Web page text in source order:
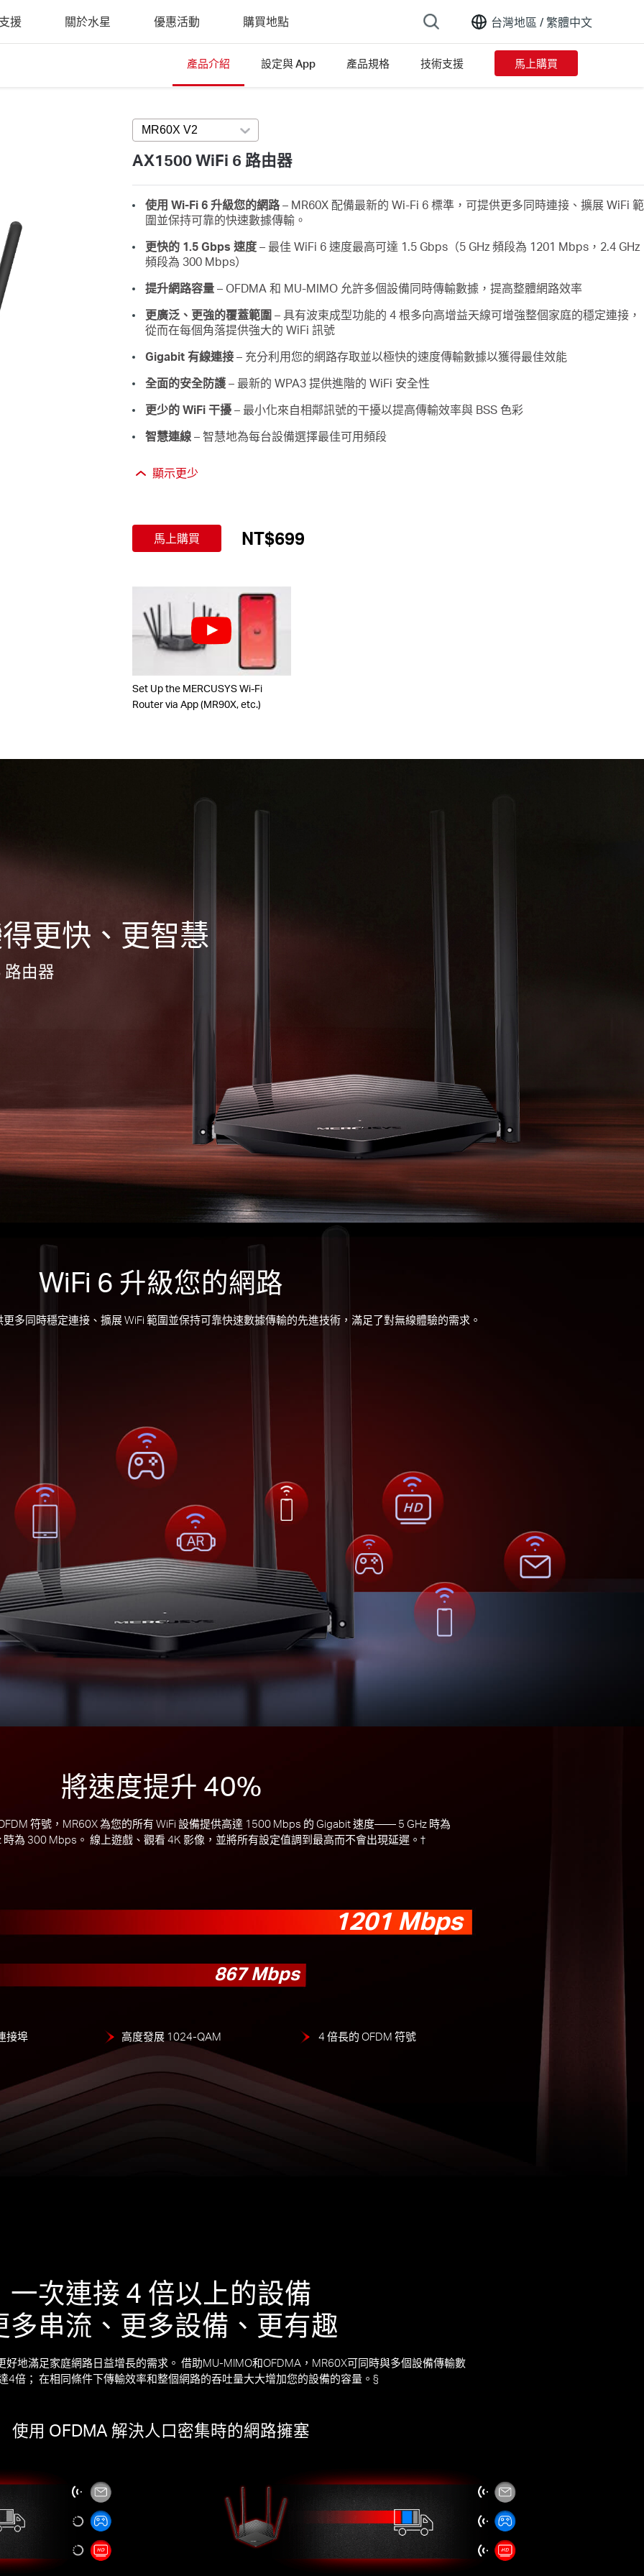
台灣地區 /繁體中文
援 關於水星 優惠活動 購買地點
產品介紹 設定與 App 產品規格 技術支援 馬上購買
MR60X V2 Press enter to open version list
AX1500 WiFi 6 路由器
使用 Wi-Fi 6 升級您的網路– MR60X 配備最新的 Wi-Fi 6 標準，可提供更多同時連接、擴展 WiFi 範
圍並保持可靠的快速數據傳輸。
更快的 1.5 Gbps 速度– 最佳 WiFi 6 速度最高可達 1.5 Gbps（5 GHz 頻段為 1201 Mbps，2.4 GHz
頻段為 300 Mbps）
提升網路容量– OFDMA 和 MU-MIMO 允許多個設備同時傳輸數據，提高整體網路效率
更廣泛、更強的覆蓋範圍 – 具有波束成型功能的 4 根多向高增益天線可增強整個家庭的穩定連接，
從而在每個角落提供強大的 WiFi 訊號
Gigabit 有線連接– 充分利用您的網路存取並以極快的速度傳輸數據以獲得最佳效能
全面的安全防護– 最新的 WPA3 提供進階的 WiFi 安全性
更少的 WiFi 干擾– 最小化來自相鄰訊號的干擾以提高傳輸效率與 BSS 色彩
智慧連線– 智慧地為每台設備選擇最佳可用頻段
顯示更少
馬上購買 NT$699
Set Up the MERCUSYS Wi-Fi
Router via App (MR90X, etc.)
更快、更智慧
由器
WiFi 6 升級您的網路
多同時穩定連接、擴展 WiFi 範圍並保持可靠快速數據傳輸的先進技術，滿足了對無線體驗的需求。
將速度提升 40%
符號，MR60X 為您的所有 WiFi 設備提供高達 1500 Mbps 的 Gigabit 速度—— 5 GHz 時為
為 300 Mbps。 線上遊戲、觀看 4K 影像，並將所有設定值調到最高而不會出現延遲。†
1201 Mbps
867 Mbps
接埠 高度發展 1024-QAM 4 倍長的 OFDM 符號
一次連接 4 倍以上的設備
多串流、更多設備、更有趣
好地滿足家庭網路日益增長的需求。 借助MU-MIMO和OFDMA，MR60X可同時與多個設備傳輸數
4倍； 在相同條件下傳輸效率和整個網路的吞吐量大大增加您的設備的容量。§
使用 OFDMA 解決人口密集時的網路擁塞